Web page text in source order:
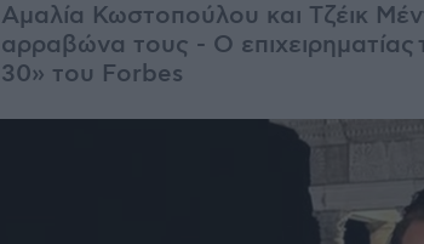
Αμαλία Κωστοπούλου και Τζέικ
αρραβώνα τους - Ο επιχειρηματίας
30» του Forbes